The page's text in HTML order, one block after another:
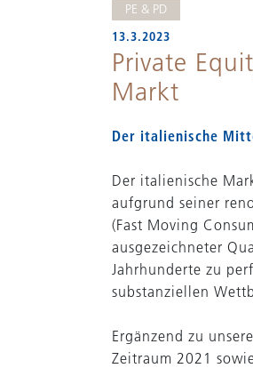
PE & PD
13.3.2023
Private
Markt
Der italienische
Der italienische
aufgrund seiner
(Fast Moving
ausgezeichneter
Jahrhunderte zu
substanziellen
Ergänzend zu
Zeitraum 2021